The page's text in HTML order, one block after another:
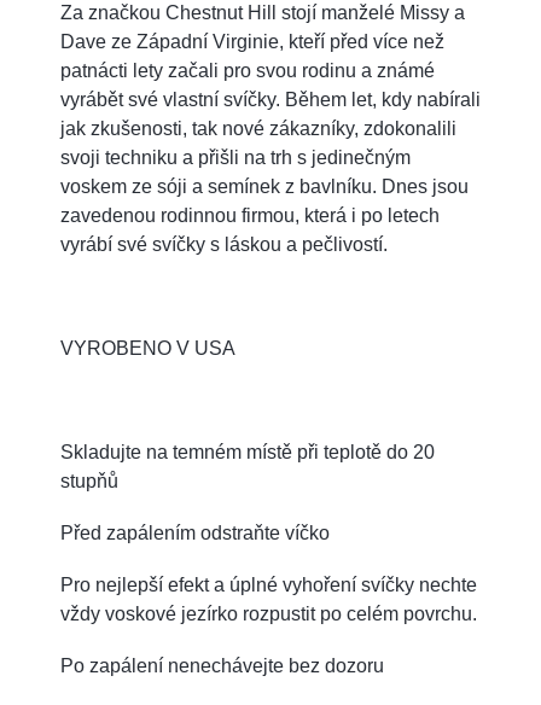
Za značkou Chestnut Hill stojí manželé Missy a
Dave ze Západní Virginie, kteří před více než
patnácti lety začali pro svou rodinu a známé
vyrábět své vlastní svíčky. Během let, kdy nabírali
jak zkušenosti, tak nové zákazníky, zdokonalili
svoji techniku a přišli na trh s jedinečným
voskem ze sóji a semínek z bavlníku. Dnes jsou
zavedenou rodinnou firmou, která i po letech
vyrábí své svíčky s láskou a pečlivostí.
VYROBENO V USA
Skladujte na temném místě při teplotě do 20
stupňů
Před zapálením odstraňte víčko
Pro nejlepší efekt a úplné vyhoření svíčky nechte
vždy voskové jezírko rozpustit po celém povrchu.
Po zapálení nenechávejte bez dozoru